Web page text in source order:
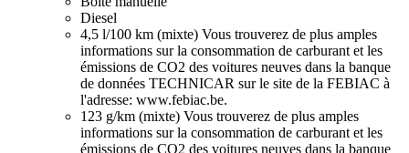
Diesel
4,5 l/100 km (mixte) Vous trouverez de plus amples
informations sur la consommation de carburant et les
émissions de CO2 des voitures neuves dans la banque
de données TECHNICAR sur le site de la FEBIAC à
l'adresse: www.febiac.be.
123 g/km (mixte) Vous trouverez de plus amples
informations sur la consommation de carburant et les
émissions de CO2 des voitures neuves dans la banque